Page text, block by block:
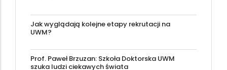
Jak wyglądają kolejne etapy rekrutacji na
UWM?
Prof. Paweł Brzuzan: Szkoła Doktorska UWM
szuka ludzi ciekawych świata